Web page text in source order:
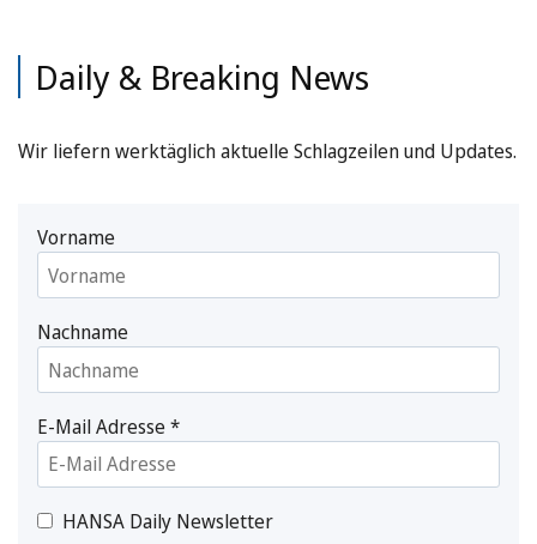
Daily & Breaking News
Wir liefern werktäglich aktuelle Schlagzeilen und Updates.
Vorname
Nachname
E-Mail Adresse*
HANSA Daily Newsletter